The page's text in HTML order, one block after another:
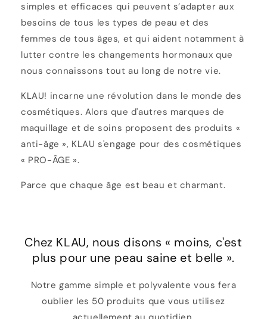
simples et efficaces qui peuvent s’adapter aux
besoins de tous les types de peau et des
femmes de tous âges, et qui aident notamment à
lutter contre les changements hormonaux que
nous connaissons tout au long de notre vie.
KLAU! incarne une révolution dans le monde des
cosmétiques. Alors que d'autres marques de
maquillage et de soins proposent des produits «
anti-âge », KLAU s'engage pour des cosmétiques
« PRO-ÂGE ».
Parce que chaque âge est beau et charmant.
Chez KLAU, nous disons « moins, c'est
plus pour une peau saine et belle ».
Notre gamme simple et polyvalente vous fera
oublier les 50 produits que vous utilisez